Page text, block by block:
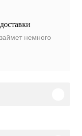
немного